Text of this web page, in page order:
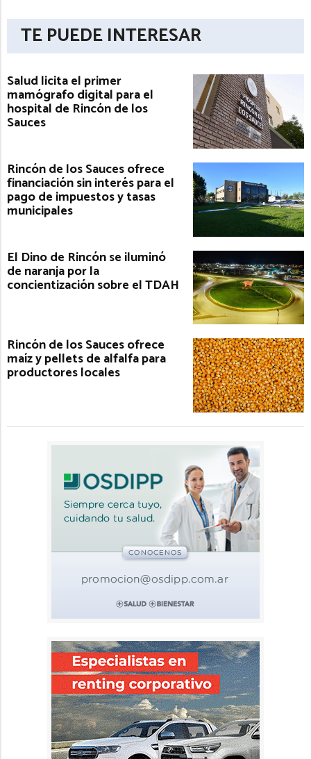
TE PUEDE INTERESAR
Salud licita el primer
mamógrafo digital para el
hospital de Rincón de los
Sauces
Rincón de los Sauces ofrece
financiación sin interés para el
pago de impuestos y tasas
municipales
El Dino de Rincón se iluminó
de naranja por la
concientización sobre el TDAH
Rincón de los Sauces ofrece
maíz y pellets de alfalfa para
productores locales